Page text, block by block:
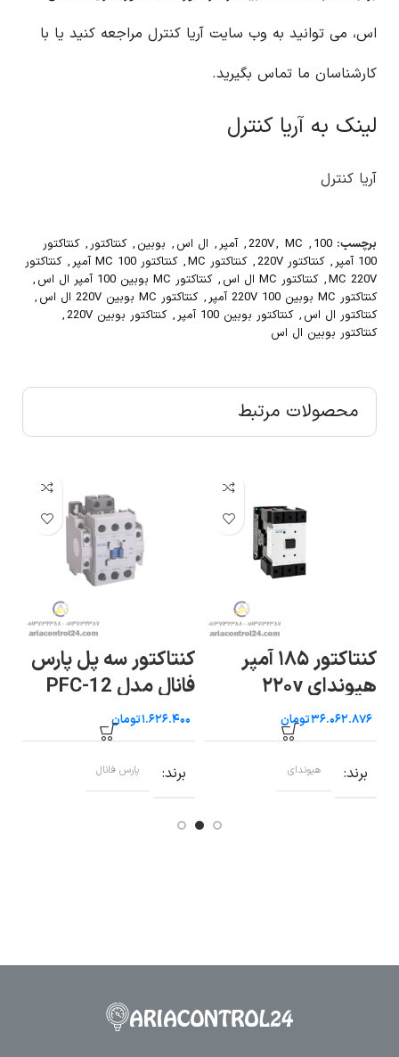
اس، می توانید به وب سایت آریا کنترل مراجعه کنید یا با
کارشناسان ما تماس بگیرید.
لینک به آریا کنترل
آریا کنترل
برچسب: 100
,
220V, MC
, آمپر , ال اس , بوبین , کنتاکتور , کنتاکتور
100 آمپر
, کنتاکتور 220V , کنتاکتور MC , کنتاکتور MC 100 آمپر , کنتاکتور
MC 220V
, کنتاکتور MC ال اس , کنتاکتور MC بوبین 100 آمپر ال اس
,
کنتاکتور MC بوبین 220V 100 آمپر
, کنتاکتور MC بوبین 220V ال اس
,
کنتاکتور ال اس , کنتاکتور بوبین 100 آمپر , کنتاکتور بوبین 220V
,
کنتاکتور بوبین ال اس
محصولات مرتبط
کنتاکتور ۱۸۵ آمپر
هیوندای ۲۲۰v
تومان
برند هیوندای
کنتاکتور سه پل پارس
فانال مدل PFC-12
تومان
برند پارس فانال